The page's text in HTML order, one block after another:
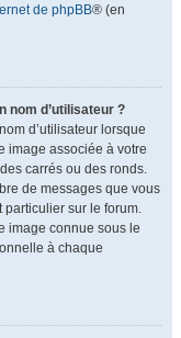
de phpBB® (en
nom d’utilisateur ?
d’utilisateur lorsque
image associée à votre
carrés ou des ronds.
de messages que vous
particulier sur le forum.
image connue sous le
à chaque